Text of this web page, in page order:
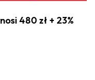
480 zł + 23%